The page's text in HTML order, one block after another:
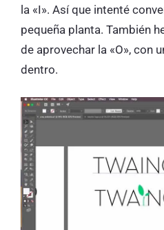
la «I». Así que intenté
pequeña planta. También
de aprovechar la «O», con
dentro.